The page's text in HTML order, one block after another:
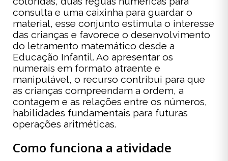
consulta e uma caixinha para guardar o
material, esse conjunto estimula o interesse
das crianças e favorece o desenvolvimento
do letramento matemático desde a
Educação Infantil. Ao apresentar os
numerais em formato atraente e
manipulável, o recurso contribui para que
as crianças compreendam a ordem, a
contagem e as relações entre os números,
habilidades fundamentais para futuras
operações aritméticas.
Como funciona a atividade